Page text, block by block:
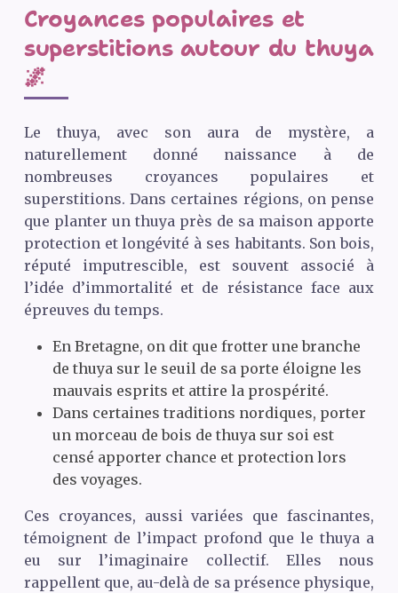
Croyances populaires et
superstitions autour du thuya
🌌
Le thuya, avec son aura de mystère, a
naturellement donné naissance à de
nombreuses croyances populaires et
superstitions. Dans certaines régions, on pense
que planter un thuya près de sa maison apporte
protection et longévité à ses habitants. Son bois,
réputé imputrescible, est souvent associé à
l’idée d’immortalité et de résistance face aux
épreuves du temps.
En Bretagne, on dit que frotter une branche
de thuya sur le seuil de sa porte éloigne les
mauvais esprits et attire la prospérité.
Dans certaines traditions nordiques, porter
un morceau de bois de thuya sur soi est
censé apporter chance et protection lors
des voyages.
Ces croyances, aussi variées que fascinantes,
témoignent de l’impact profond que le thuya a
eu sur l’imaginaire collectif. Elles nous
rappellent que, au-delà de sa présence physique,